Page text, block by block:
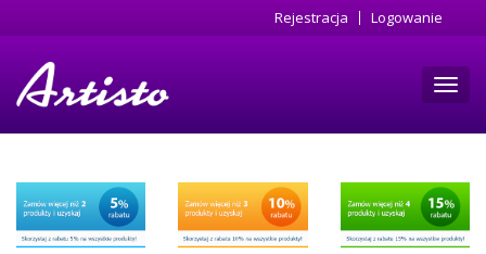
do
Rejestracja Logowanie